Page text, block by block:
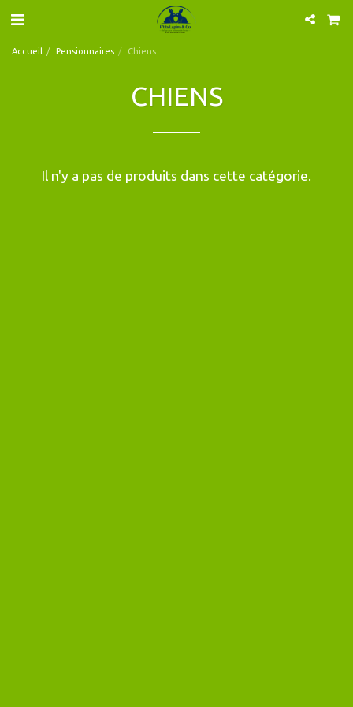
Accueil Pensionnaires Chiens
CHIENS
Il n'y a pas de produits dans cette catégorie.